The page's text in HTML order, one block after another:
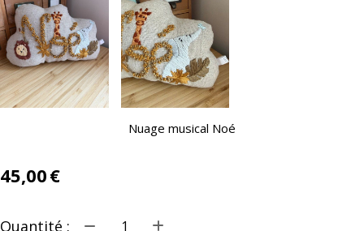
Nuage musical Noé
45,00€
Quantité :